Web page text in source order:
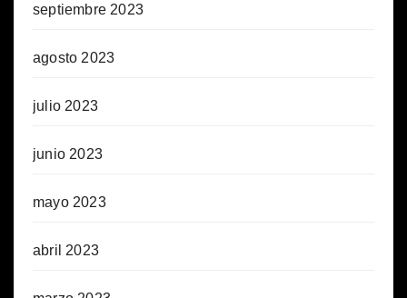
septiembre 2023
agosto 2023
julio 2023
junio 2023
mayo 2023
abril 2023